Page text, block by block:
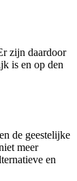
zijn daardoor
is en op den
de geestelijke
meer
en